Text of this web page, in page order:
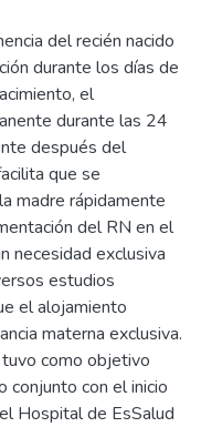
del recién nacido
durante los días de
el
durante las 24
después del
que se
madre rápidamente
del RN en el
necesidad exclusiva
estudios
el alojamiento
materna exclusiva.
como objetivo
conjunto con el inicio
Hospital de EsSalud